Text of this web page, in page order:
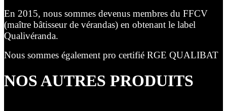
En 2015, nous sommes devenus membres du FFCV
(maître bâtisseur de vérandas) en obtenant le label
Qualivéranda.
Nous sommes également pro certifié RGE QUALIBAT
NOS AUTRES PRODUITS